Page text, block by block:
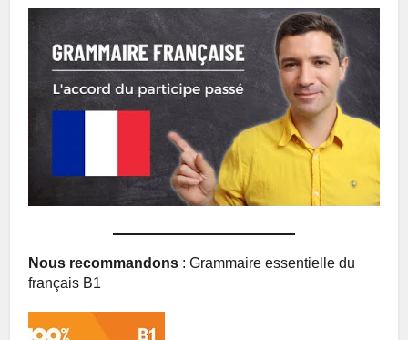
Nous recommandons : Grammaire essentielle du
français B1